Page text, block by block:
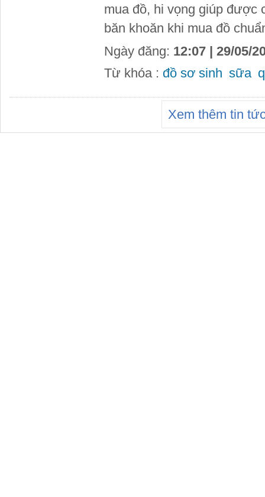
mua đồ, hi vọng giúp được
băn khoăn khi mua đồ
Ngày đăng: 12:07 | 29/05/
Từ khóa : đồ sơ sinh sữa
Xem thêm tin